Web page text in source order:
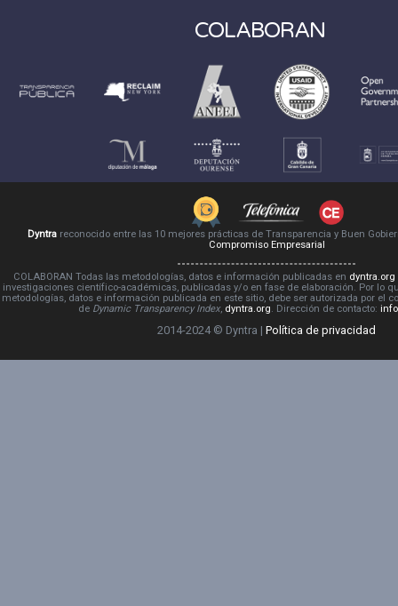
COLABORAN
Dyntrareconocido entre las 10 mejores prácticas de Transparencia y Buen
Compromiso Empresarial
COLABORAN Todas las metodologías, datos e información publicadas en dyntra.org
investigaciones científico-académicas, publicadas y/o en fase de elaboración. Por lo
metodologías, datos e información publicada en este sitio, debe ser autorizada por el
de Dynamic Transparency Index, dyntra.org. Dirección de contacto:
2014-2024 © Dyntra | Política de privacidad